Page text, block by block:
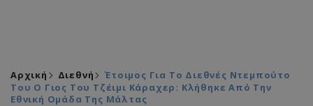
Αρχική Διεθνή
Έτοιμος Για Το Διεθνές Ντεμπούτο
Του Ο Γιος Του Τζέιμι Κάραχερ: Κλήθηκε Από Την
Εθνική Ομάδα Της Μάλτας